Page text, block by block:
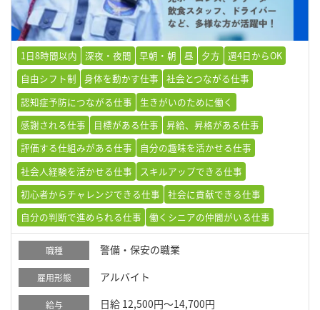
1日8時間以内 深夜・夜間 早朝・朝 昼 夕方
週4日からOK
自由シフト制
身体を動かす仕事
社会とつながる仕事
認知症予防につながる仕事
生きがいのために働く
感謝される仕事
目標がある仕事
昇給、昇格がある仕事
評価する仕組みがある仕事
自分の趣味を活かせる仕事
社会人経験を活かせる仕事
スキルアップできる仕事
初心者からチャレンジできる仕事
社会に貢献できる仕事
自分の判断で進められる仕事
働くシニアの仲間がいる仕事
職種 警備・保安の職業
雇用形態 アルバイト
給与 日給 12,500円～14,700円